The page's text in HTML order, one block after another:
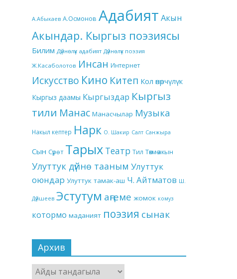
А.Абыкаев А.Осмонов Адабият Акын
Акындар. Кыргыз поэзиясы
Билим Дүйнөлүк адабият Дүйнөлүк поэзия
Ж.Касаболотов Инсан Интернет
Искусство Кино Китеп Кол өнөрчүлүк
Кыргыз даамы Кыргыздар Кыргыз
тили Манас Манасчылар Музыка
Накыл кептер Нарк О. Шакир Салт Санжыра
Сын Сүрөт Тарых Театр Тил Төкмө акын
Улуттук дүйнө тааным Улуттук
оюндар Улуттук тамак-аш Ч. Айтматов Ш.
Дүйшеев Эстутум аңгеме жомок комуз
котормо маданият поэзия сынак
Архив
Архив